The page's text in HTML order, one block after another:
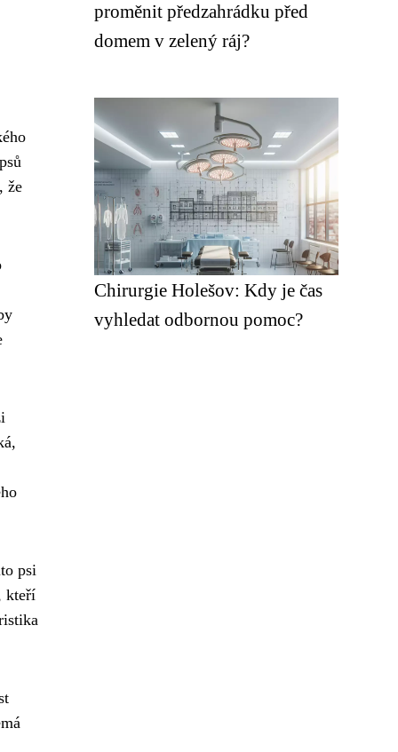
že
psi
kteří
proměnit předzahrádku před
domem v zelený ráj?
Chirurgie Holešov: Kdy je čas
vyhledat odbornou pomoc?